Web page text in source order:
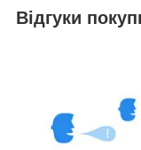
Відгуки